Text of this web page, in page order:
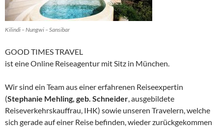
Kilindi – Nungwi – Sansibar
GOOD TIMES TRAVEL
ist eine Online Reiseagentur mit Sitz in München.
Wir sind ein Team aus einer erfahrenen Reiseexpertin
(Stephanie Mehling, geb. Schneider, ausgebildete
Reiseverkehrskauffrau, IHK) sowie unseren Travelern, welche
sich gerade auf einer Reise befinden, wieder zurückgekommen